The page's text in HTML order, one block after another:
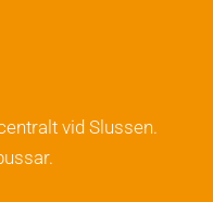
vid Slussen.